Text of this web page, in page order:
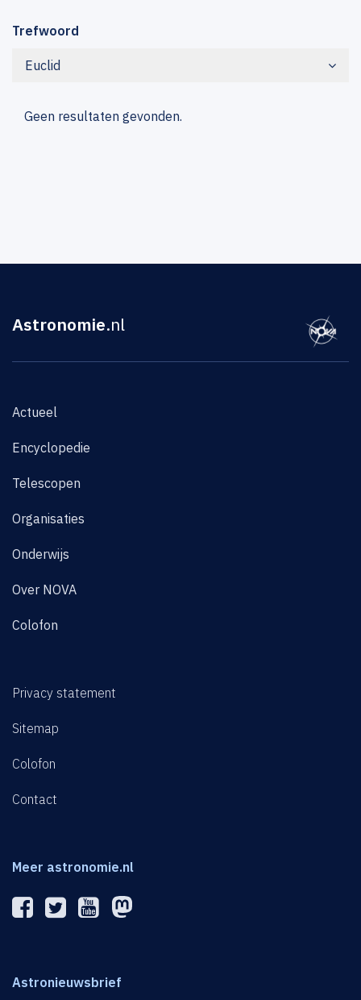
Trefwoord
Euclid
Geen resultaten gevonden.
Astronomie.nl
Actueel
Encyclopedie
Telescopen
Organisaties
Onderwijs
Over NOVA
Colofon
Privacy statement
Sitemap
Colofon
Contact
Meer astronomie.nl
Astronieuwsbrief